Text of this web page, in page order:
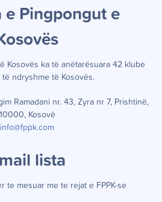
e Pingpongut e
ës
Kosovës ka të anëtarësuara 42 klube
të ndryshme të Kosovës.
Ramadani nr. 43, Zyra nr 7, Prishtinë,
10000, Kosovë
info@fppk.com
lista
te mesuar me te rejat e FPPK-se